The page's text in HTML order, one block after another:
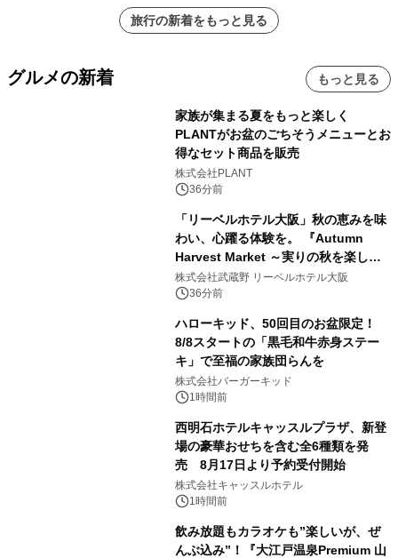
旅行の新着をもっと見る
グルメの新着 もっと見る
家族が集まる夏をもっと楽しく
PLANTがお盆のごちそうメニューとお
得なセット商品を販売
株式会社PLANT
36分前
「リーベルホテル大阪」秋の恵みを味
わい、心躍る体験を。 『Autumn
Harvest Market ～実りの秋を楽しむ
ディナー&スイーツビュッフェ～』を9
月18日より開催！
株式会社武蔵野 リーベルホテル大阪
36分前
ハローキッド、50回目のお盆限定！
8/8スタートの「黒毛和牛赤身ステー
キ」で至福の家族団らんを
株式会社バーガーキッド
1時間前
西明石ホテルキャッスルプラザ、新登
場の豪華おせちを含む全6種類を発
売 8月17日より予約受付開始
株式会社キャッスルホテル
1時間前
飲み放題もカラオケも”楽しいが、ぜ
んぶ込み”！『大江戸温泉Premium 山